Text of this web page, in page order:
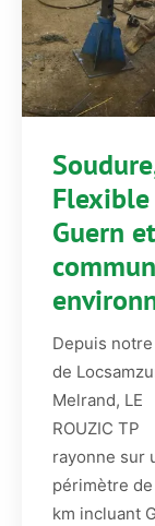
Flexible
Guern et
Depuis
de
Melrand, LE
ROUZIC TP
rayonne sur
périmètre
km incluant